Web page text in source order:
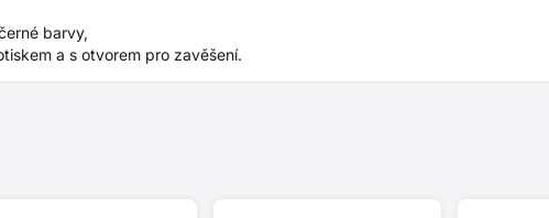
barvy,
a s otvorem pro zavěšení.